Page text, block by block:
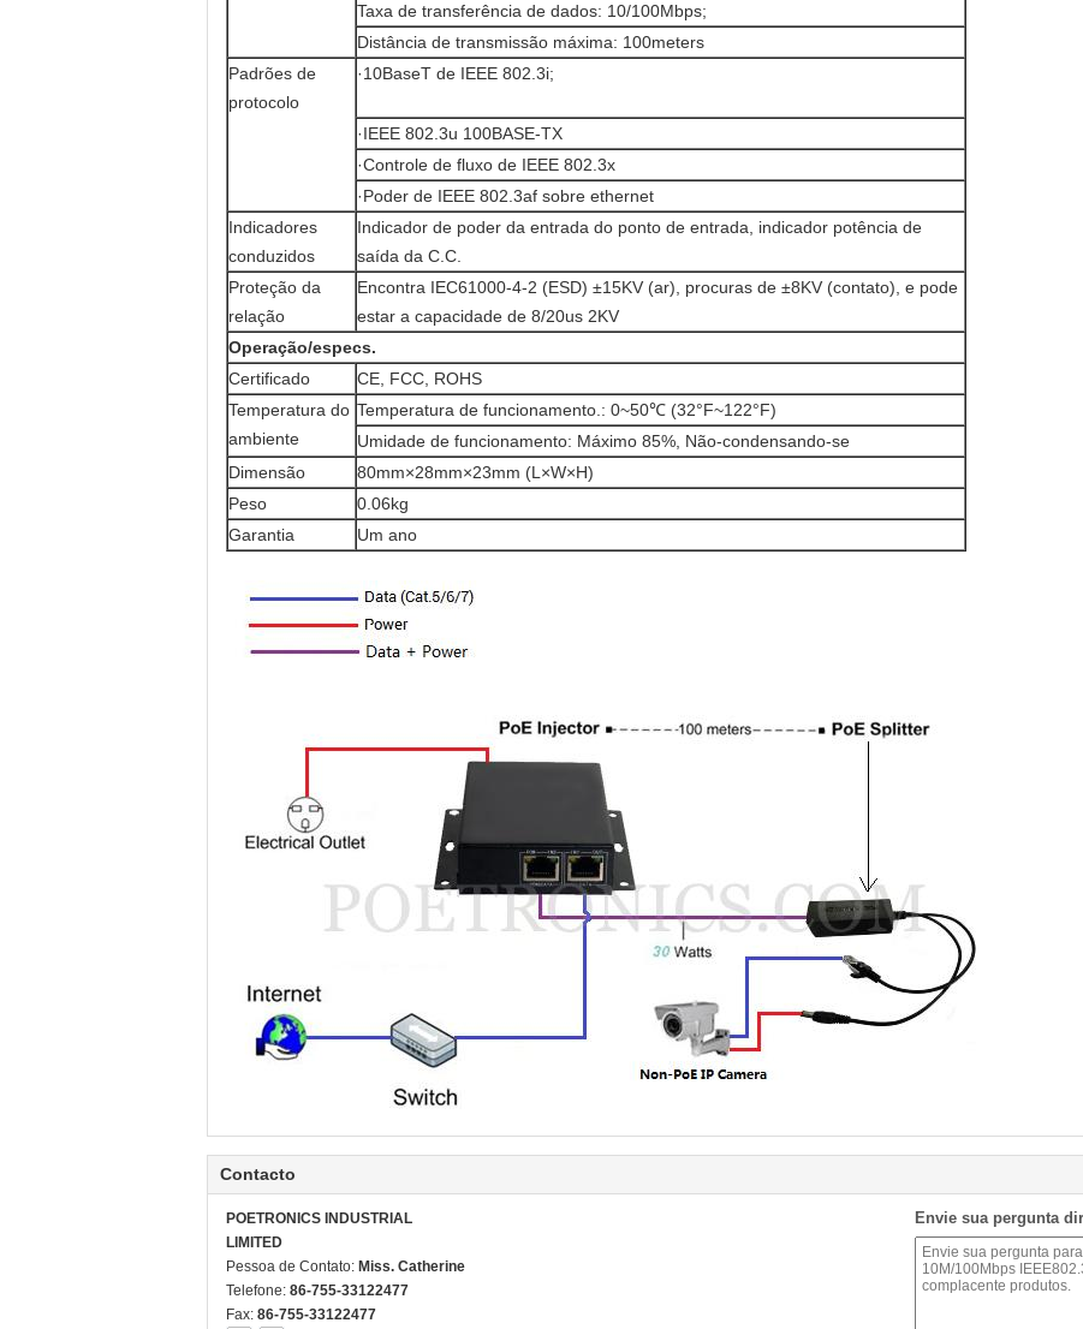
Taxa de transferência de dados: 10/100Mbps;
Distância de transmissão máxima: 100meters
Padrões de
protocolo
·10BaseT de IEEE 802.3i;
·IEEE 802.3u 100BASE-TX
·Controle de fluxo de IEEE 802.3x
·Poder de IEEE 802.3af sobre ethernet
Indicadores
conduzidos
Indicador de poder da entrada do ponto de entrada, indicador potência de
saída da C.C.
Proteção da
relação
Encontra IEC61000-4-2 (ESD) ±15KV (ar), procuras de ±8KV (contato), e pode
estar a capacidade de 8/20us 2KV
Operação/especs.
Certificado
CE, FCC, ROHS
Temperatura do
ambiente
Temperatura de funcionamento.: 0~50℃ (32°F~122°F)
Umidade de funcionamento: Máximo 85%, Não-condensando-se
Dimensão
80mm×28mm×23mm (L×W×H)
Peso
0.06kg
Garantia
Um ano
Contacto
POETRONICS INDUSTRIAL
LIMITED
Pessoa de Contato: Miss. Catherine
Telefone: 86-755-33122477
Fax: 86-755-33122477
Envie sua pergunta